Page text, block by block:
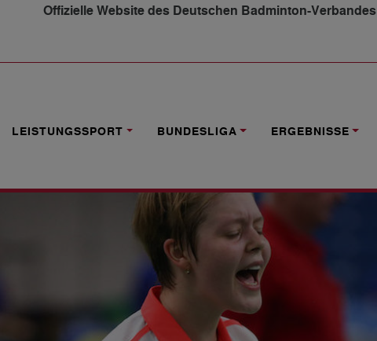
Offizielle Website des Deutschen Badminton-Verbandes
LEISTUNGSSPORT BUNDESLIGA ERGEBNISSE